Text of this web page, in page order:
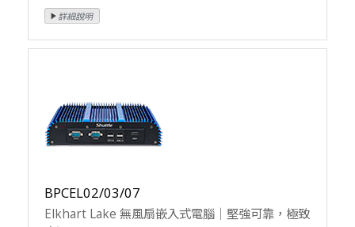
BPCEL02/03/07
Elkhart Lake 無風扇嵌入式電腦｜堅強可靠，極致